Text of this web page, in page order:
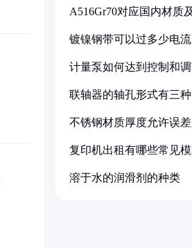
A516Gr70对应国内材质
镀镍钢带可以过多少电流
计量泵如何达到控制和
联轴器的轴孔形式有三
不锈钢材质厚度允许误
复印机出租有哪些常见
溶于水的润滑剂的种类